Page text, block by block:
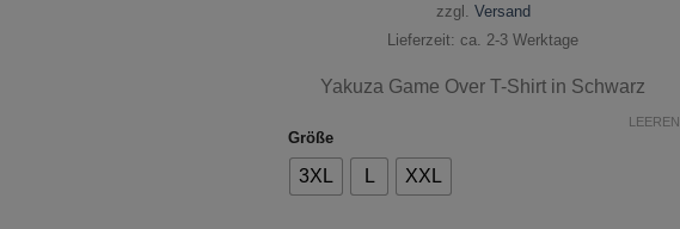
zzgl. Versand
Lieferzeit: ca. 2-3 Werktage
Yakuza Game Over T-Shirt in Schwarz
Größe
3XL L XXL
LEEREN